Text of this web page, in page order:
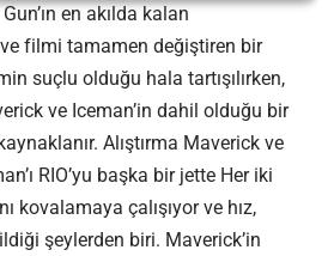
en akılda kalan
filmi tamamen değiştiren bir
suçlu olduğu hala tartışılırken,
ve Iceman’in dahil olduğu bir
Alıştırma Maverick ve
RIO’yu başka bir jette Her iki
kovalamaya çalışıyor ve hız,
şeylerden biri. Maverick’in